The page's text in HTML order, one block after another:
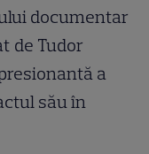
documentar
de Tudor
a
său în